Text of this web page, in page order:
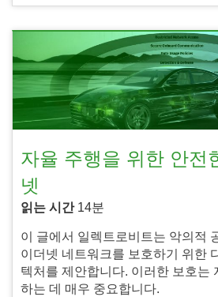
자율 주행을 위한 안전
넷
읽는 시간14분
이 글에서 일렉트로비트는 악의적
이더넷 네트워크를 보호하기 위한
텍처를 제안합니다. 이러한 보호는
하는 데 매우 중요합니다.